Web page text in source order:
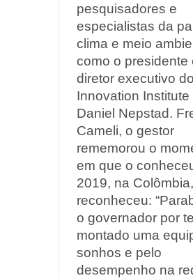
pesquisadores e
especialistas da
clima e meio
como o presidente
diretor executivo
Innovation Institute
Daniel Nepstad.
Cameli, o gestor
rememorou o
em que o
2019, na
reconheceu:
o governador por
montado uma
sonhos e pelo
desempenho na